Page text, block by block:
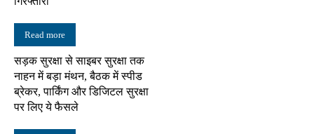
Read more
सड़क सुरक्षा से साइबर सुरक्षा तक
नाहन में बड़ा मंथन, बैठक में स्पीड
ब्रेकर, पार्किंग और डिजिटल सुरक्षा
पर लिए ये फैसले